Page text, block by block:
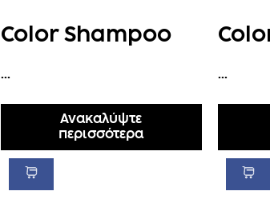
Color Shampoo
...
Ανακαλύψτε
περισσότερα
...